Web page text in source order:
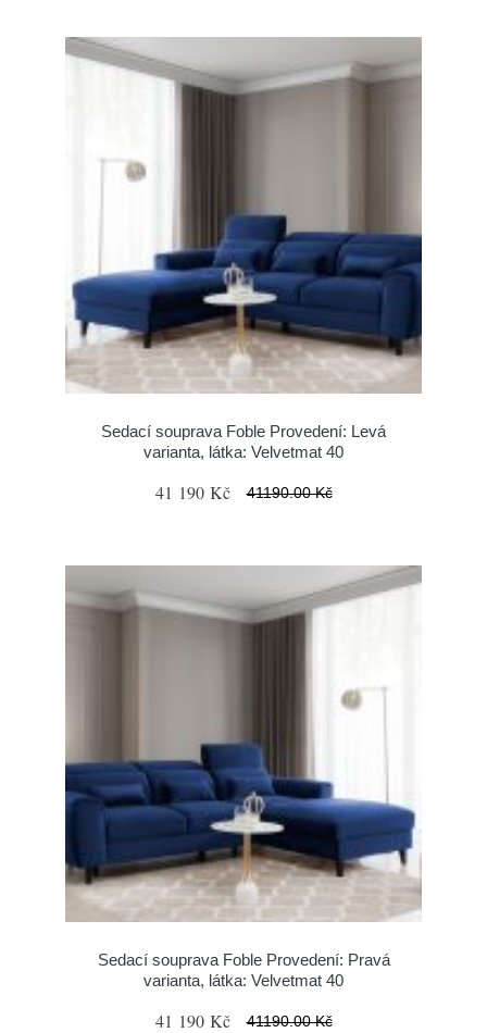
Sedací souprava Foble Provedení: Levá
varianta, látka: Velvetmat 40
41 190 Kč 41190.00 Kč
Sedací souprava Foble Provedení: Pravá
varianta, látka: Velvetmat 40
41 190 Kč 41190.00 Kč